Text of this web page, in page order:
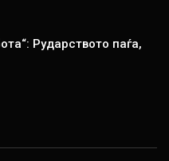
Рударството паѓа,